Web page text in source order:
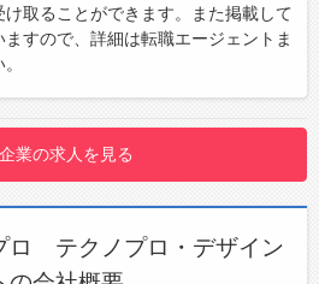
き方・面接対策など)
取ることができます。また掲載して
すので、詳細は転職エージェントま
業の求人を見る
テクノプロ・デザイン